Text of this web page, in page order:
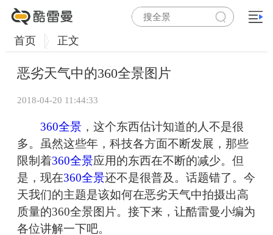
首页 正文
恶劣天气中的360全景图片
2018-04-20 11:44:33
360全景 ，这个东西估计知道的人不是很
多。虽然这些年，科技各方面不断发展，那些
限制着360全景应用的东西在不断的减少。但
是，现在360全景还不是很普及。话题错了。今
天我们的主题是该如何在恶劣天气中拍摄出高
质量的360全景图片。接下来，让酷雷曼小编为
各位讲解一下吧。